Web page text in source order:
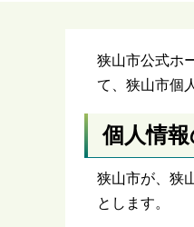
狭山市公式ホ
て、狭山市個
個人情
狭山市が、狭
とします。